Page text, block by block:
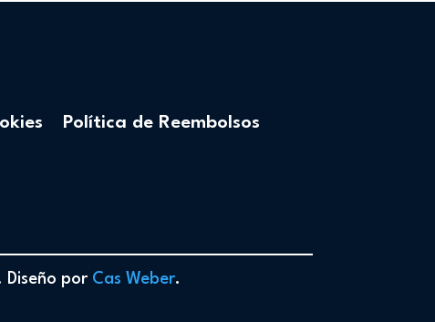
Política de Reembolsos
Diseño por Cas Weber.